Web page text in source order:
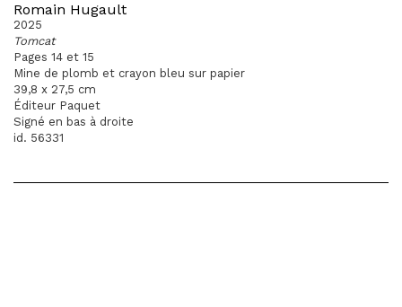
Romain Hugault
2025
Tomcat
Pages 14 et 15
Mine de plomb et crayon bleu sur papier
39,8 x 27,5 cm
Éditeur Paquet
Signé en bas à droite
id. 56331